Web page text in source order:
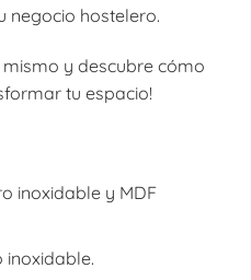
negocio hostelero.
y descubre cómo
tu espacio!
inoxidable y MDF
inoxidable.